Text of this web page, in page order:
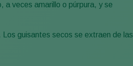
a veces amarillo o púrpura, y se
Los guisantes secos se extraen de las